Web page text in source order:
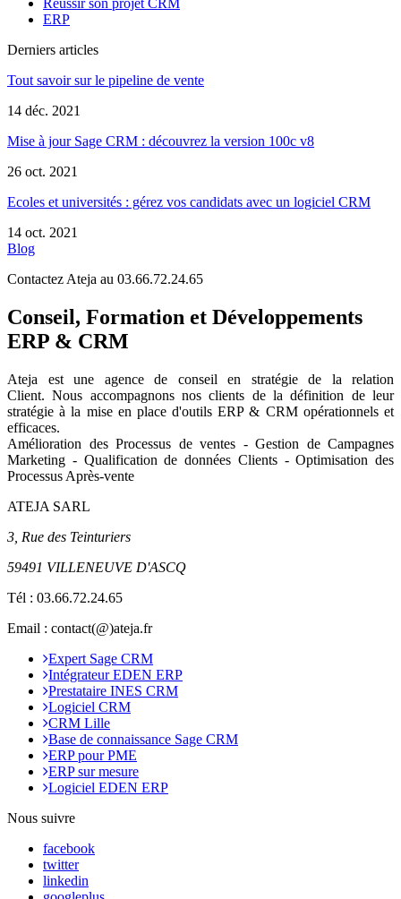
Reussir son projet CRM
ERP
Derniers articles
Tout savoir sur le pipeline de vente
14 déc. 2021
Mise à jour Sage CRM : découvrez la version 100c v8
26 oct. 2021
Ecoles et universités : gérez vos candidats avec un logiciel CRM
14 oct. 2021
Blog
Contactez Ateja au 03.66.72.24.65
Conseil, Formation et Développements
ERP & CRM
Ateja est une agence de conseil en stratégie de la relation
Client.Nous accompagnons nos clients de la définition de leur
stratégie à la mise en place d'outils ERP & CRM opérationnels et
efficaces.
Amélioration des Processus de ventes - Gestion de Campagnes
Marketing - Qualification de données Clients - Optimisation des
Processus Après-vente
ATEJA SARL
3, Rue des Teinturiers
59491 VILLENEUVE D'ASCQ
Tél : 03.66.72.24.65
Email : contact(@)ateja.fr
Expert Sage CRM
Intégrateur EDEN ERP
Prestataire INES CRM
Logiciel CRM
CRM Lille
Base de connaissance Sage CRM
ERP pour PME
ERP sur mesure
Logiciel EDEN ERP
Nous suivre
facebook
twitter
linkedin